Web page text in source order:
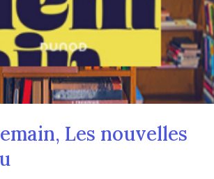
Les nouvelles